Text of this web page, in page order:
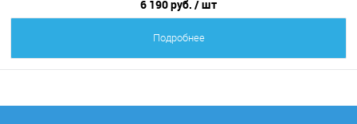
6 190 руб. / шт
Подробнее